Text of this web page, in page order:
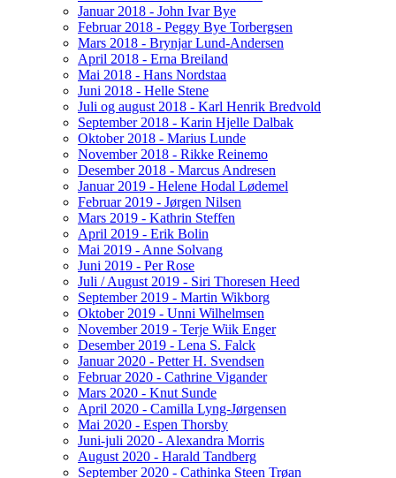
Januar 2018 - John Ivar Bye
Februar 2018 - Peggy Bye Torbergsen
Mars 2018 - Brynjar Lund-Andersen
April 2018 - Erna Breiland
Mai 2018 - Hans Nordstaa
Juni 2018 - Helle Stene
Juli og august 2018 - Karl Henrik Bredvold
September 2018 - Karin Hjelle Dalbak
Oktober 2018 - Marius Lunde
November 2018 - Rikke Reinemo
Desember 2018 - Marcus Andresen
Januar 2019 - Helene Hodal Lødemel
Februar 2019 - Jørgen Nilsen
Mars 2019 - Kathrin Steffen
April 2019 - Erik Bolin
Mai 2019 - Anne Solvang
Juni 2019 - Per Rose
Juli / August 2019 - Siri Thoresen Heed
September 2019 - Martin Wikborg
Oktober 2019 - Unni Wilhelmsen
November 2019 - Terje Wiik Enger
Desember 2019 - Lena S. Falck
Januar 2020 - Petter H. Svendsen
Februar 2020 - Cathrine Vigander
Mars 2020 - Knut Sunde
April 2020 - Camilla Lyng-Jørgensen
Mai 2020 - Espen Thorsby
Juni-juli 2020 - Alexandra Morris
August 2020 - Harald Tandberg
September 2020 - Cathinka Steen Trøan